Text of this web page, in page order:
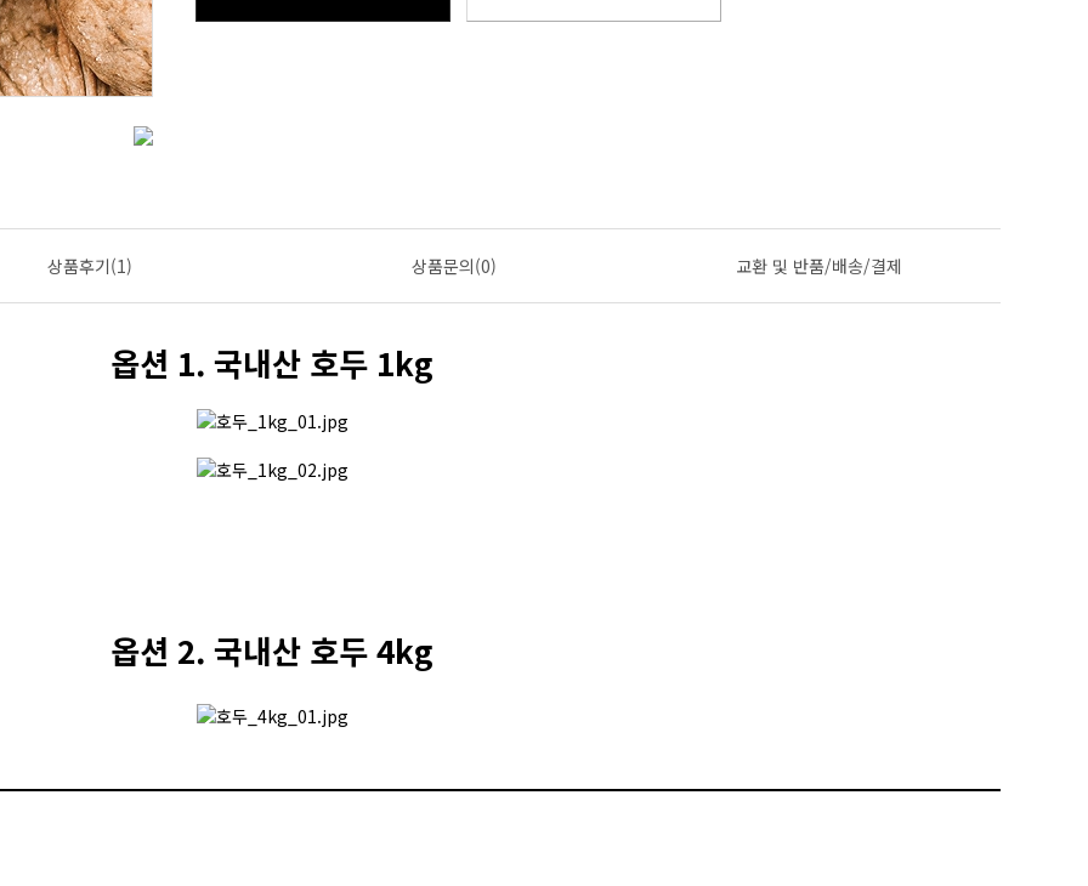
상품후기(1) 상품문의(0) 교환 및 반품/배송/결제
옵션 1. 국내산 호두 1kg
옵션 2. 국내산 호두 4kg